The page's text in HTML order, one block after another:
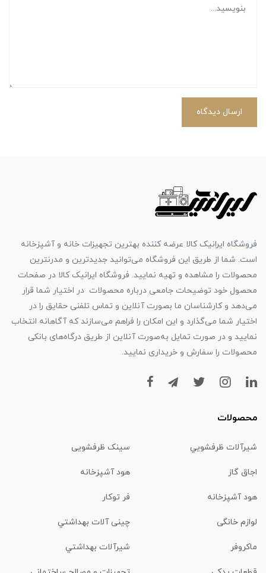
ارسال دیدگاه
فروشگاه ایرانیک کالا عرضه کننده بهترین تجهیزات خانه و آشپزخانه
است. شما از طریق این فروشگاه می‌توانید جدیدترین و مدرنترین
محصولات را مشاهده و تهیه نمایید. فروشگاه ایرانیک کالا در صفحات
محصول خود توضیحات جامعی درباره محصولات در اختیار شما قرار
می‌دهد و کارشناسان ما بصورت آنلاین و تماس تلفنی حقایق را در
اختیار شما می‌گذارد و این امکان را فراهم می‌سازند که آگاهانه انتخاب
نمایید و در صورت تمایل به‌صورت آنلاین از طریق درگاه‌های بانکی
محصولات را سفارش و خریداری نمایید.
محصولات
شیرآلات ظرفشويي سینک ظرفشویی
اجاق گاز هود آشپزخانه
هود آشپزخانه فر توکار
لوازم خانگی چینی آلات بهداشتي
ماكروفر شیرآلات بهداشتي